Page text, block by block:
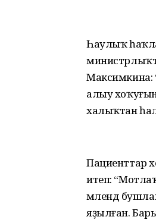
Һаулыҡ
Максимкина:
алыу
халыҡтан
Пациенттар
итеп:
мәлендә
яҙылған.